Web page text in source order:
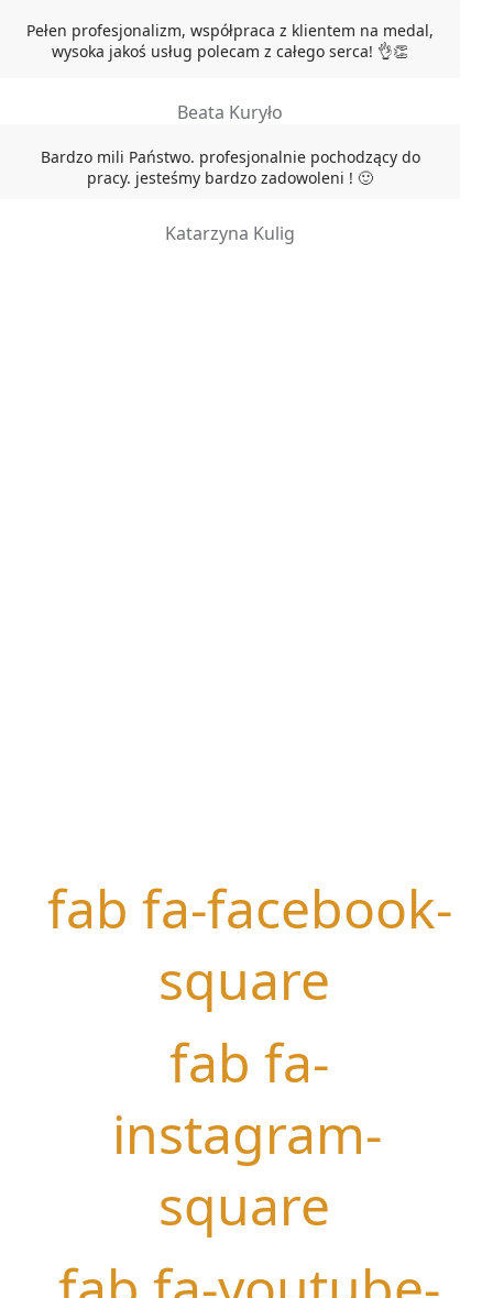
Pełen profesjonalizm, współpraca z klientem na medal,
wysoka jakoś usług polecam z całego serca! 👌👏
Beata Kuryło
Bardzo mili Państwo. profesjonalnie pochodzący do
pracy. jesteśmy bardzo zadowoleni ! 🙂
Katarzyna Kulig
fab fa-facebook-
square
fab fa-
instagram-
square